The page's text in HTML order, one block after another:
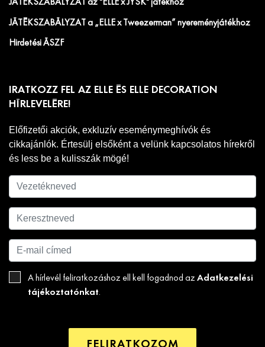
JÁTÉKSZABÁLYZAT az "ELLE x JYSK" játékhoz
JÁTÉKSZABÁLYZAT a „ELLE x Tweezerman” nyereményjátékhoz
Hirdetési ÁSZF
IRATKOZZ FEL AZ ELLE ÉS ELLE DECORATION
HÍRLEVELÉRE!
Előfizetői akciók, exkluzív eseménymeghívók és
cikkajánlók. Értesülj elsőként a velünk kapcsolatos hírekről
és less be a kulisszák mögé!
A hírlevél feliratkozáshoz ell kell fogadnod az Adatkezelési
tájékoztatónkat.
FELIRATKOZOM